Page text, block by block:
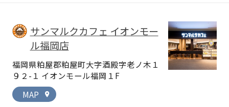
サンマルクカフェ イオンモー
ル福岡店
福岡県粕屋郡粕屋町大字酒殿字老ノ木１
９２-１ イオンモール福岡１F
MAP
location_on